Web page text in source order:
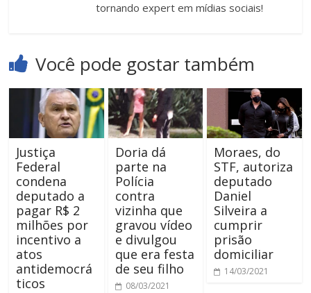
tornando expert em mídias sociais!
Você pode gostar também
Justiça
Federal
condena
deputado a
pagar R$ 2
milhões por
incentivo a
atos
antidemocrá
ticos
Doria dá
parte na
Polícia
contra
vizinha que
gravou vídeo
e divulgou
que era festa
de seu filho
08/03/2021
Moraes, do
STF, autoriza
deputado
Daniel
Silveira a
cumprir
prisão
domiciliar
14/03/2021